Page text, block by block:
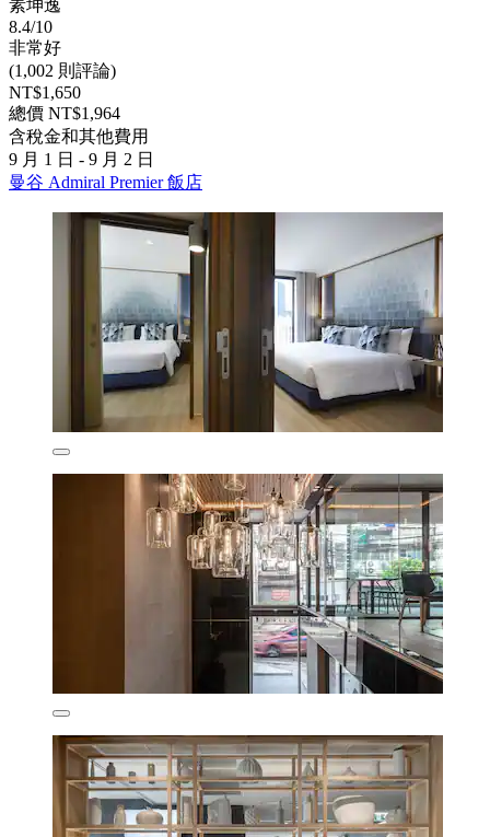
素坤逸
8.4/10
非常好
(1,002 則評論)
NT$1,650
總價 NT$1,964
含稅金和其他費用
9 月 1 日 - 9 月 2 日
曼谷 Admiral Premier 飯店